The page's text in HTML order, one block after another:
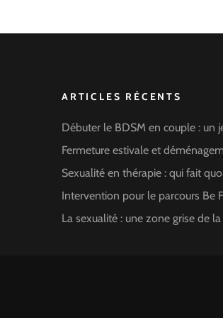
ARTICLES RÉCENTS
Débuter le BDSM en couple : un
Fermeture estivale et
Sexualité en thérapie : qui fait
Intervention pour le parcours Be
La sexualité : une zone grise de